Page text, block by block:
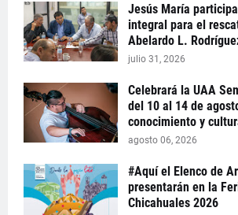
Jesús María
integral para el
Abelardo L.
julio 31, 2026
Celebrará la UAA
del 10 al 14 de
conocimiento y
agosto 06, 2026
#Aquí el Elenco de
presentarán en la
Chicahuales 2026